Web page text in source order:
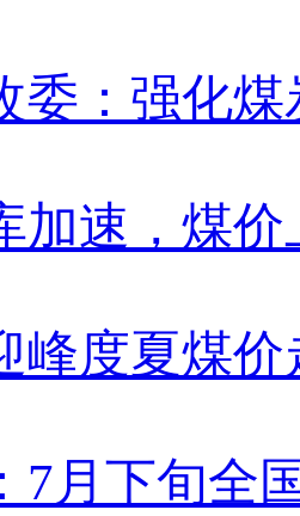
委：强化
加速，煤
峰度夏煤价
7月下旬全